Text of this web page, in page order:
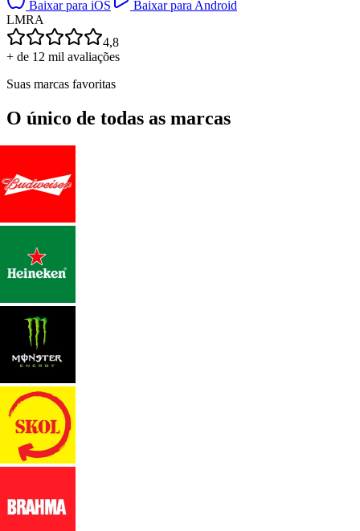
Baixar para iOS
Baixar para Android
LMRA
4,8
+ de 12 mil avaliações
Suas marcas favoritas
O único de todas as marcas